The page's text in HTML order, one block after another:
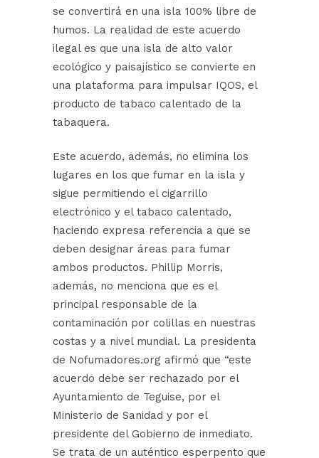
se convertirá en una isla 100% libre de
humos. La realidad de este acuerdo
ilegal es que una isla de alto valor
ecológico y paisajístico se convierte en
una plataforma para impulsar IQOS, el
producto de tabaco calentado de la
tabaquera.
Este acuerdo, además, no elimina los
lugares en los que fumar en la isla y
sigue permitiendo el cigarrillo
electrónico y el tabaco calentado,
haciendo expresa referencia a que se
deben designar áreas para fumar
ambos productos. Phillip Morris,
además, no menciona que es el
principal responsable de la
contaminación por colillas en nuestras
costas y a nivel mundial. La presidenta
de Nofumadores.org afirmó que “este
acuerdo debe ser rechazado por el
Ayuntamiento de Teguise, por el
Ministerio de Sanidad y por el
presidente del Gobierno de inmediato.
Se trata de un auténtico esperpento que